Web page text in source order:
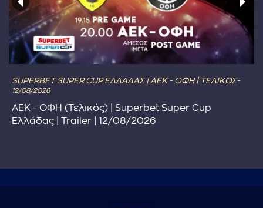
SUPERBET SUPER CUP ΕΛΛΑΔΑΣ | ΑΕΚ - ΟΦΗ | ΤΕΛΙΚΟΣ-
12/08/2026
ΑΕΚ - ΟΦΗ (Τελικός) | Superbet Super Cup
Ελλάδας | Trailer | 12/08/2026